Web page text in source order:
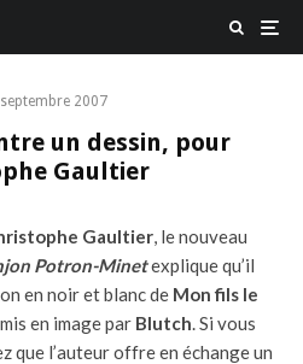
2007
un dessin, pour
Gaultier
Gaultier, le nouveau
Potron-Minetexplique qu’il
en noir et blanc de Mon fils le
en image par Blutch. Si vous
que l’auteur offre en échange un